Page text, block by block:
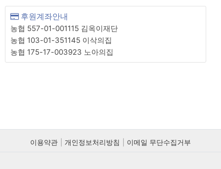
후원계좌안내
농협 557-01-001115 김옥이재단
농협 103-01-351145 이삭의집
농협 175-17-003923 노아의집
이용약관 개인정보처리방침 이메일 무단수집거부